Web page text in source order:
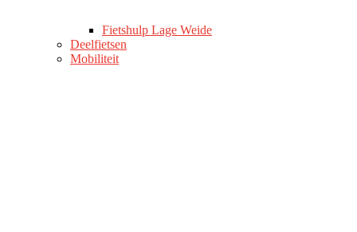
Fietshulp Lage Weide
Deelfietsen
Mobiliteit